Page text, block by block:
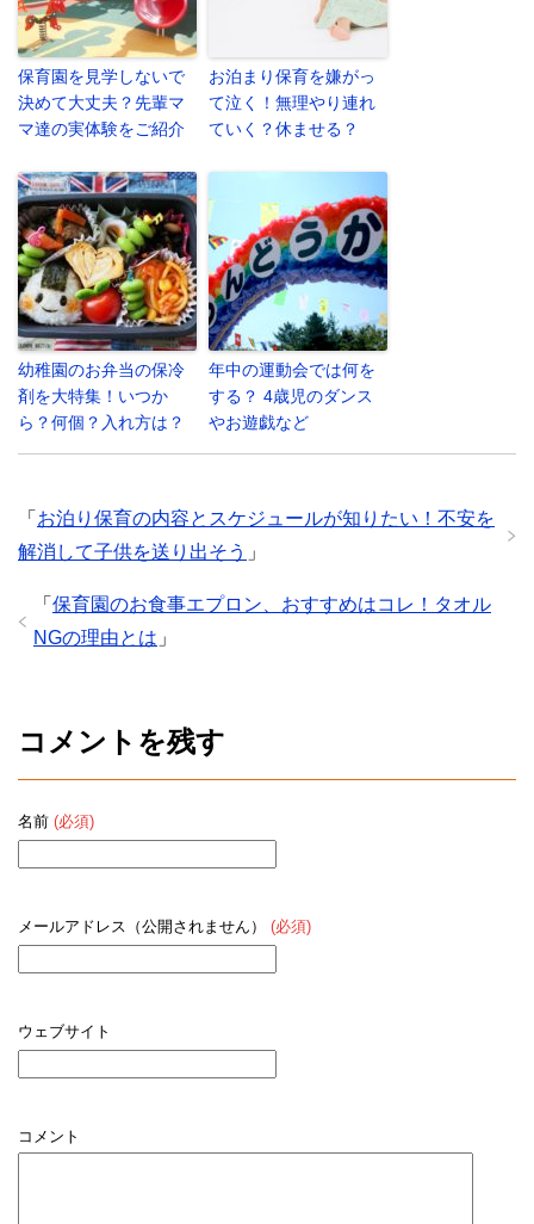
保育園を見学しないで
決めて大丈夫？先輩マ
マ達の実体験をご紹介
お泊まり保育を嫌がっ
て泣く！無理やり連れ
ていく？休ませる？
幼稚園のお弁当の保冷
剤を大特集！いつか
ら？何個？入れ方は？
年中の運動会では何を
する？ 4歳児のダンス
やお遊戯など
「 お泊り保育の内容とスケジュールが知りたい！不安を
解消して子供を送り出そう 」
「 保育園のお食事エプロン、おすすめはコレ！タオル
NGの理由とは 」
コメントを残す
名前 (必須)
メールアドレス（公開されません） (必須)
ウェブサイト
コメント